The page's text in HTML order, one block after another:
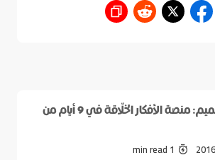
أسبوع عمّان للتصميم: منصة الأفكار الخلّاقة في 9 أيام من
1 min read